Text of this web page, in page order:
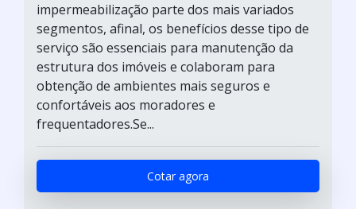
impermeabilização parte dos mais variados
segmentos, afinal, os benefícios desse tipo de
serviço são essenciais para manutenção da
estrutura dos imóveis e colaboram para
obtenção de ambientes mais seguros e
confortáveis aos moradores e
frequentadores.Se...
Cotar agora